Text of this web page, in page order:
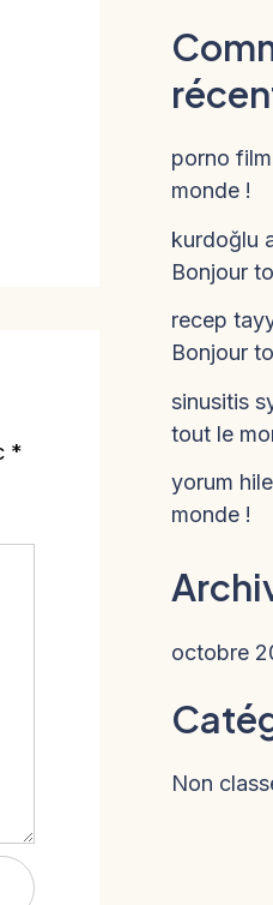
*
porno
monde !
kurdoğlu
Bonjour
recep
Bonjour
sinusitis
tout le
yorum
monde !
octobre
Non